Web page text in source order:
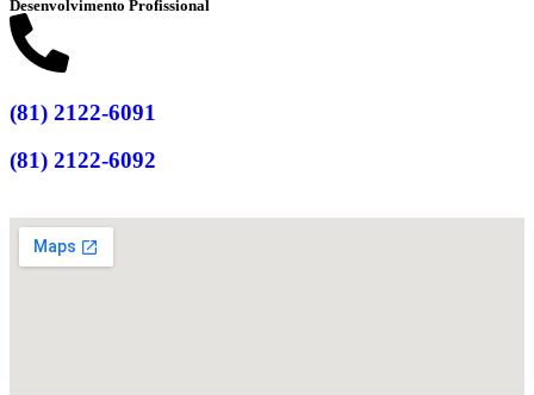
Desenvolvimento Profissional
(81) 2122-6091
(81) 2122-6092